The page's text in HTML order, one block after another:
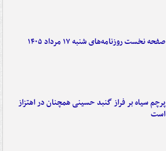
صفحه نخست روزنامه‌های شنبه ۱۷ مرداد ۱۴۰۵
پرچم سیاه بر فراز گنبد حسینی همچنان در اهتزاز
است